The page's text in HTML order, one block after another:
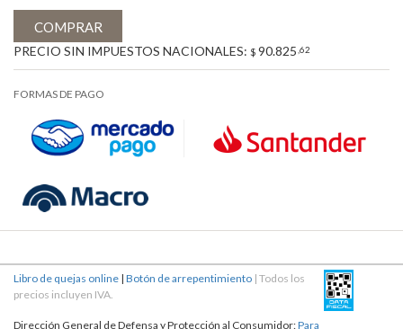
COMPRAR
PRECIO SIN IMPUESTOS NACIONALES: $ 90.825 ,62
FORMAS DE PAGO
Libro de quejas online | Botón de arrepentimiento | Todos los
precios incluyen IVA.
Dirección General de Defensa y Protección al Consumidor:Para